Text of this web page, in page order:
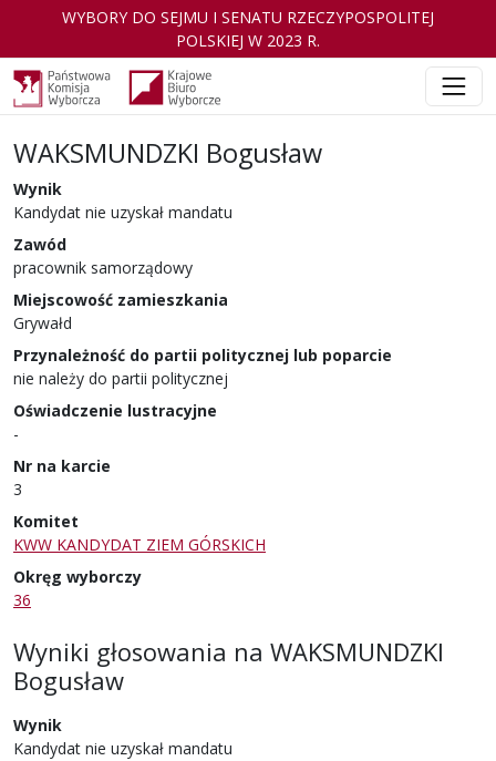
WYBORY DO SEJMU I SENATU RZECZYPOSPOLITEJ
POLSKIEJ W 2023 R.
WAKSMUNDZKI Bogusław
Wynik
Kandydat nie uzyskał mandatu
Zawód
pracownik samorządowy
Miejscowość zamieszkania
Grywałd
Przynależność do partii politycznej lub poparcie
nie należy do partii politycznej
Oświadczenie lustracyjne
-
Nr na karcie
3
Komitet
KWW KANDYDAT ZIEM GÓRSKICH
Okręg wyborczy
36
Wyniki głosowania na WAKSMUNDZKI
Bogusław
Wynik
Kandydat nie uzyskał mandatu